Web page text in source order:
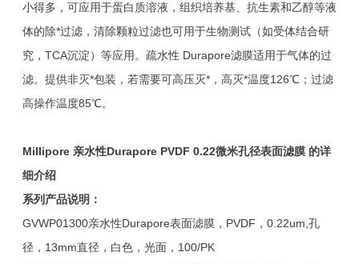
小得多，可应用于蛋白质溶液，组织培养基、抗生素和乙醇等液
体的除*过滤，清除颗粒过滤也可用于生物测试（如受体结合研
究，TCA沉淀）等应用。疏水性 Durapore滤膜适用于气体的过
滤。提供非灭*包装，若需要可高压灭*，高灭*温度126℃；过滤
高操作温度85℃。
Millipore 亲水性Durapore PVDF 0.22微米孔径表面滤膜 的详
细介绍
系列产品说明：
GVWP01300亲水性Durapore表面滤膜，PVDF，0.22um,孔
径，13mm直径，白色，光面，100/PK